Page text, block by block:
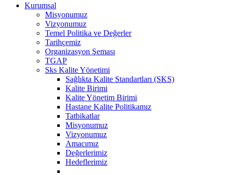
Kurumsal
Misyonumuz
Vizyonumuz
Temel Politika ve Değerler
Tarihçemiz
Organizasyon Şeması
TGAP
Sks Kalite Yönetimi
Sağlıkta Kalite Standartları (SKS)
Kalite Birimi
Kalite Yönetim Birimi
Hastane Kalite Politikamız
Tatbikatlar
Misyonumuz
Vizyonumuz
Amacımız
Değerlerimiz
Hedeflerimiz